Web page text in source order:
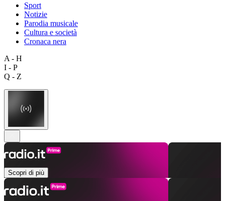
Sport
Notizie
Parodia musicale
Cultura e società
Cronaca nera
A - H
I - P
Q - Z
Scopri di più